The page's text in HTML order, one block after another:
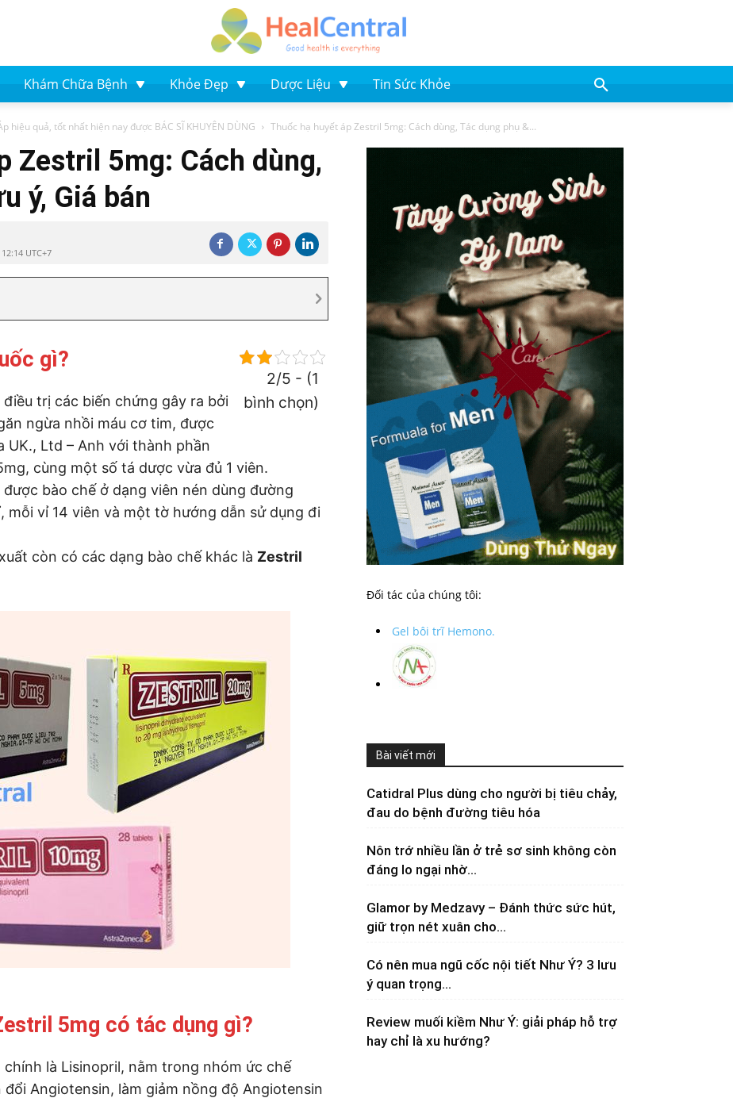
Khám Chữa Bệnh Khỏe Đẹp Dược Liệu Tin Sức Khỏe
hiệu quả, tốt nhất hiện nay được BÁC SĨ KHUYÊN DÙNG Thuốc hạ huyết áp Zestril 5mg: Cách dùng, Tác dụng phụ &...
Zestril 5mg: Cách dùng,
ý, Giá bán
UTC+7
2/5 - (1
bình chọn)
gì?
trị các biến chứng gây ra bởi
ngừa nhồi máu cơ tim, được
UK., Ltd – Anh với thành phần
cùng một số tá dược vừa đủ 1 viên.
bào chế ở dạng viên nén dùng đường
mỗi vỉ 14 viên và một tờ hướng dẫn sử dụng đi
còn có các dạng bào chế khác là Zestril
5mg có tác dụng gì?
là Lisinopril, nằm trong nhóm ức chế
Angiotensin, làm giảm nồng độ Angiotensin
Đối tác của chúng tôi:
Gel bôi trĩ Hemono.
Bài viết mới
Catidral Plus dùng cho người bị tiêu chảy,
đau do bệnh đường tiêu hóa
Nôn trớ nhiều lần ở trẻ sơ sinh không còn
đáng lo ngại nhờ...
Glamor by Medzavy – Đánh thức sức hút,
giữ trọn nét xuân cho...
Có nên mua ngũ cốc nội tiết Như Ý? 3 lưu
ý quan trọng...
Review muối kiềm Như Ý: giải pháp hỗ trợ
hay chỉ là xu hướng?